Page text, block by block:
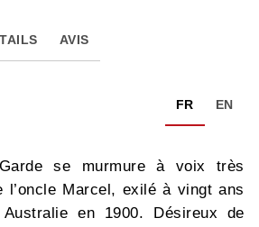
AVIS
FR EN
se murmure à voix très
l’oncle Marcel, exilé à vingt ans
en 1900. Désireux de